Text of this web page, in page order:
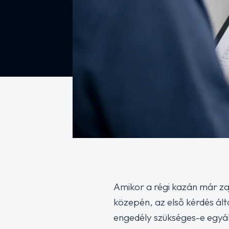
Amikor a régi kazán már
közepén, az első kérdés
engedély szükséges-e